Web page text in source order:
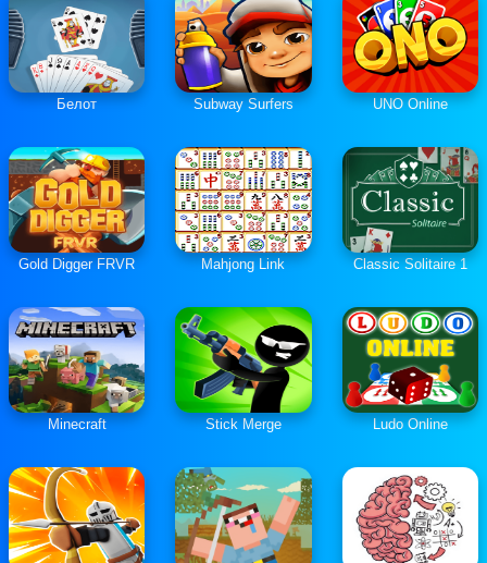
Белот Subway Surfers UNO Online
Gold Digger FRVR Mahjong Link Classic Solitaire 1
Minecraft Stick Merge Ludo Online